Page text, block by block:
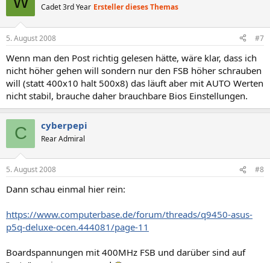
Cadet 3rd Year Ersteller dieses Themas
5. August 2008 #7
Wenn man den Post richtig gelesen hätte, wäre klar, dass ich
nicht höher gehen will sondern nur den FSB höher schrauben
will (statt 400x10 halt 500x8) das läuft aber mit AUTO Werten
nicht stabil, brauche daher brauchbare Bios Einstellungen.
C cyberpepi
Rear Admiral
5. August 2008 #8
Dann schau einmal hier rein:
https://www.computerbase.de/forum/threads/q9450-asus-
p5q-deluxe-ocen.444081/page-11
Boardspannungen mit 400MHz FSB und darüber sind auf